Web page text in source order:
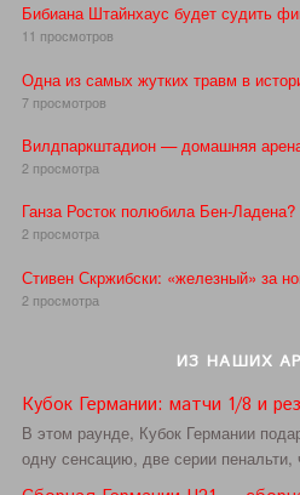
Бибиана Штайнхаус будет судить
11 просмотров
Одна из самых жутких травм в
7 просмотров
Вилдпаркштадион — домашняя
2 просмотра
Ганза Росток полюбила Бен-Ладена?
2 просмотра
Стивен Скржибски: «железный» за
2 просмотра
ИЗ НАШИХ
Кубок Германии: матчи 1/8 и
В этом раунде, Кубок Германии
одну сенсацию, две серии